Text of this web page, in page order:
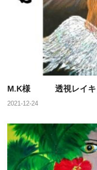
M.K様 透視レイキ
2021-12-24